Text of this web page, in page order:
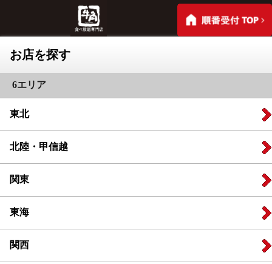
お店を探す
6エリア
東北
北陸・甲信越
関東
東海
関西